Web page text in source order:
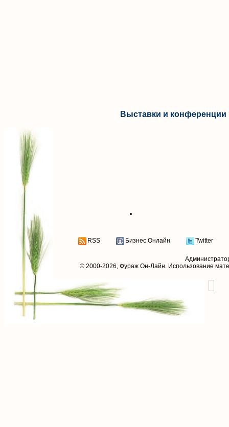
Выставки и конференции
RSS Бизнес Онлайн Twitter
© 2000-2026, Фураж Он-Лайн. Использование